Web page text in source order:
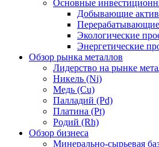
Основные
Добывающие
Экологические
Энергетические
Обзор рынка металлов
Лидерство на рынке
Никель (Ni)
Медь (Cu)
Палладий (Pd)
Платина (Pt)
Родий (Rh)
Обзор бизнеса
Минерально-сырьевая